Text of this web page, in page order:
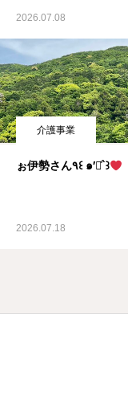
2026.07.08
介護事業
ぉ伊勢さん٩꒰ ๑′◡͐`꒱
2026.07.18